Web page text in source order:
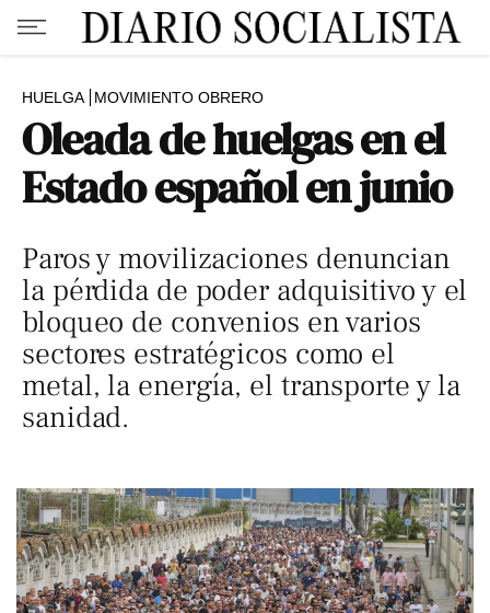
HUELGA MOVIMIENTO OBRERO
Oleada de huelgas en el
Estado español en junio
Paros y movilizaciones denuncian
la pérdida de poder adquisitivo y el
bloqueo de convenios en varios
sectores estratégicos como el
metal, la energía, el transporte y la
sanidad.